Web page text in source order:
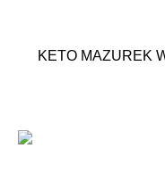
KETO MAZUREK